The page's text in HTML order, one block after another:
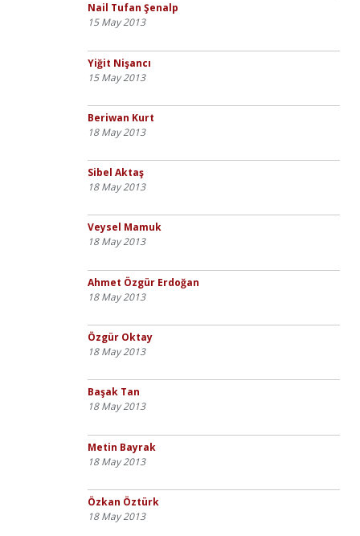
Nail Tufan Şenalp
15 May 2013
Yiğit Nişancı
15 May 2013
Beriwan Kurt
18 May 2013
Sibel Aktaş
18 May 2013
Veysel Mamuk
18 May 2013
Ahmet Özgür Erdoğan
18 May 2013
Özgür Oktay
18 May 2013
Başak Tan
18 May 2013
Metin Bayrak
18 May 2013
Özkan Öztürk
18 May 2013